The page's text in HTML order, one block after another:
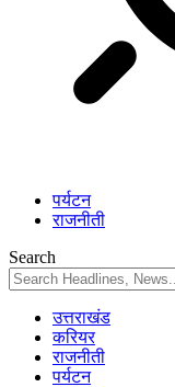
पर्यटन
राजनीती
Search
उत्तराखंड
करियर
राजनीती
पर्यटन